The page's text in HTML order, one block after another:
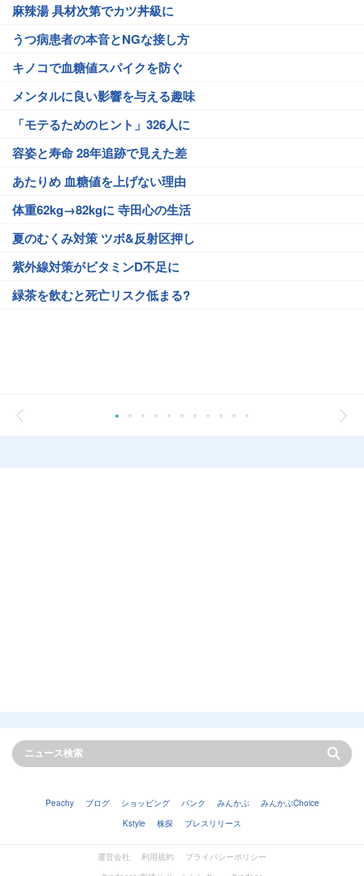
麻辣湯 具材次第でカツ丼級に
うつ病患者の本音とNGな接し方
キノコで血糖値スパイクを防ぐ
メンタルに良い影響を与える趣味
「モテるためのヒント」326人に
容姿と寿命 28年追跡で見えた差
あたりめ 血糖値を上げない理由
体重62kg→82kgに 寺田心の生活
夏のむくみ対策 ツボ&反射区押し
紫外線対策がビタミンD不足に
緑茶を飲むと死亡リスク低まる?
Peachy ブログ ショッピング バンク みんかぶ
みんかぶChoice
Kstyle
株探 プレスリリース
運営会社 利用規約
プライバシーポリシー